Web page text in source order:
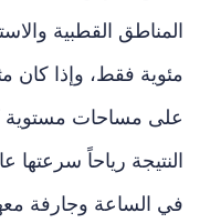
المناطق القطبية
مئوية فقط، وإذا كان
على مساحات مستوية
النتيجة رياحاً سرعتها
في الساعة وجارفة